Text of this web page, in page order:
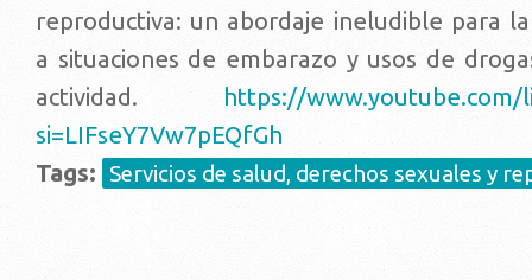
reproductiva: un abordaje ineludible para
a situaciones de embarazo y usos de
actividad. https://www.youtube.com/
si=LIFseY7Vw7pEQfGh
Tags: Servicios de salud, derechos sexuales y